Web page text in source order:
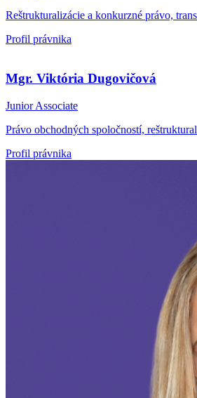
Reštrukturalizácie a konkurzné právo,
Profil právnika
Mgr. Viktória Dugovičová
Junior Associate
Právo obchodných spoločností,
Profil právnika